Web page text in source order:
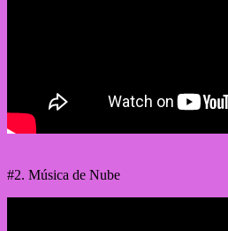
#2. Música de Nube